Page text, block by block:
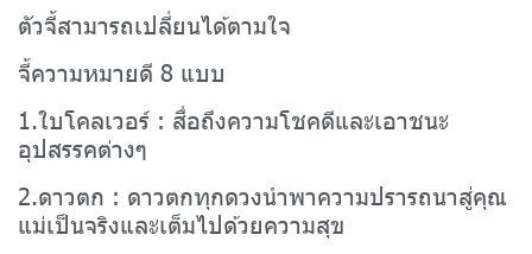
ตัวจี้สามารถเปลี่ยนได้ตามใจ
จี้ความหมายดี 8 แบบ
1.ใบโคลเวอร์ : สื่อถึงความโชคดีและเอาชนะ
อุปสรรคต่างๆ
2.ดาวตก : ดาวตกทุกดวงนำพาความปรารถนาสู่คุณ
แม่เป็นจริงและเต็มไปด้วยความสุข